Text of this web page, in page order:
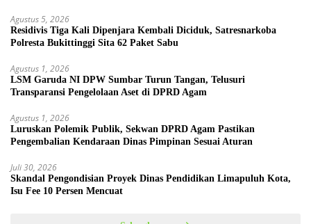
Agustus 5, 2026
Residivis Tiga Kali Dipenjara Kembali Diciduk, Satresnarkoba
Polresta Bukittinggi Sita 62 Paket Sabu
Agustus 1, 2026
LSM Garuda NI DPW Sumbar Turun Tangan, Telusuri
Transparansi Pengelolaan Aset di DPRD Agam
Agustus 1, 2026
Luruskan Polemik Publik, Sekwan DPRD Agam Pastikan
Pengembalian Kendaraan Dinas Pimpinan Sesuai Aturan
Juli 30, 2026
Skandal Pengondisian Proyek Dinas Pendidikan Limapuluh Kota,
Isu Fee 10 Persen Mencuat